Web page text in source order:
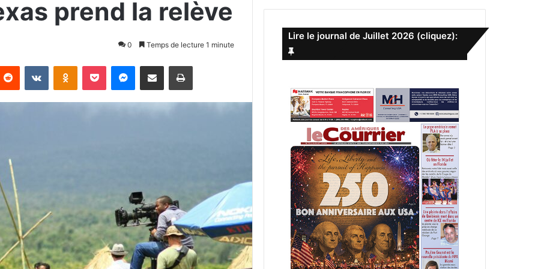
prend la relève
0 Temps de lecture 1 minute
c
h
:
Lire le journal de Juillet 2026 (cliquez):